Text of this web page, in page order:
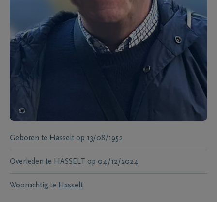
Geboren te Hasselt op 13/08/1952
Overleden te HASSELT op 04/12/2024
Woonachtig te Hasselt